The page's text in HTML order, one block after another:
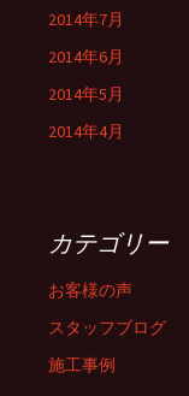
2014年7月
2014年6月
2014年5月
2014年4月
カテゴリー
お客様の声
スタッフブログ
施工事例